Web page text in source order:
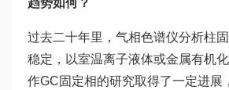
趋势如何？
过去二十年里，气相色谱仪分析柱
稳定，以室温离子液体或金属有机
作GC固定相的研究取得了一定进展